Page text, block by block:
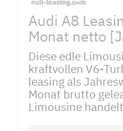
Audi A8
Monat netto
Diese edle
kraftvollen V6-
leasing als
Monat brutto
Limousine